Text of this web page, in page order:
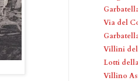
Via del
Villini del
Lotti
Villino